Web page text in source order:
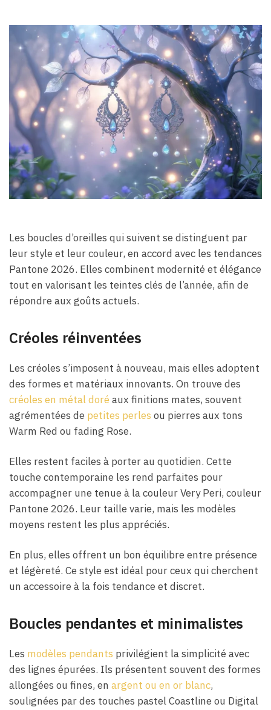
Les boucles d’oreilles qui suivent se distinguent par
leur style et leur couleur, en accord avec les tendances
Pantone 2026. Elles combinent modernité et élégance
tout en valorisant les teintes clés de l’année, afin de
répondre aux goûts actuels.
Créoles réinventées
Les créoles s’imposent à nouveau, mais elles adoptent
des formes et matériaux innovants. On trouve des
créoles en métal doré aux finitions mates, souvent
agrémentées de petites perles ou pierres aux tons
Warm Red ou fading Rose.
Elles restent faciles à porter au quotidien. Cette
touche contemporaine les rend parfaites pour
accompagner une tenue à la couleur Very Peri, couleur
Pantone 2026. Leur taille varie, mais les modèles
moyens restent les plus appréciés.
En plus, elles offrent un bon équilibre entre présence
et légèreté. Ce style est idéal pour ceux qui cherchent
un accessoire à la fois tendance et discret.
Boucles pendantes et minimalistes
Les modèles pendants privilégient la simplicité avec
des lignes épurées. Ils présentent souvent des formes
allongées ou fines, en argent ou en or blanc,
soulignées par des touches pastel Coastline ou Digital